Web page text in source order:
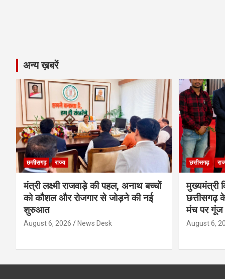
अन्य ख़बरें
छत्तीसगढ़ राज्य
मंत्री लक्ष्मी राजवाड़े की पहल, अनाथ बच्चों
को कौशल और रोजगार से जोड़ने की नई
शुरुआत
August 6, 2026 News Desk
छत्तीसगढ़
मुख्यमंत्री
छत्तीसगढ़
मंच पर गूंज
August 6,